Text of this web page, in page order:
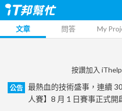
文章 問答 My
按讚加入
公告
最熱血的技術盛事，連續
人賽】8 月 1 日賽事正式開